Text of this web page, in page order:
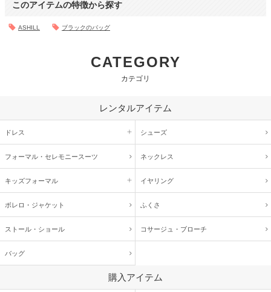
このアイテムの特徴から探す
ASHILL ブラックのバッグ
CATEGORY
カテゴリ
レンタルアイテム
ドレス シューズ
フォーマル・ セレモニースーツ ネックレス
キッズフォーマル イヤリング
ボレロ・ジャケット ふくさ
ストール・ショール コサージュ・ ブローチ
バッグ
購入アイテム